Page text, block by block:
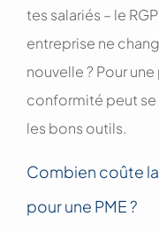
tes salariés – le
entreprise ne
nouvelle ? Pour
conformité peut se
les bons outils.
Combien coûte
pour une PME ?